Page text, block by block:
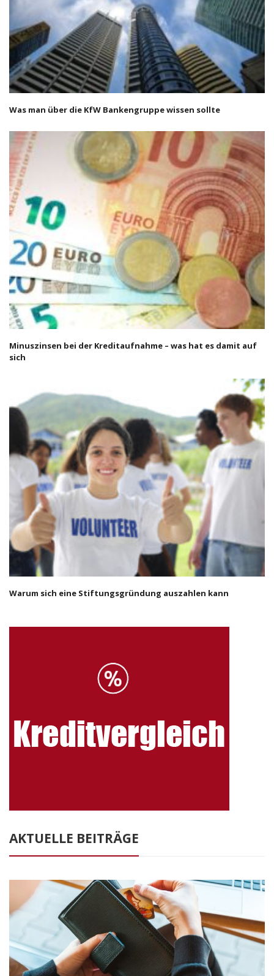
Was man über die KfW Bankengruppe wissen sollte
Minuszinsen bei der Kreditaufnahme – was hat es damit auf
sich
Warum sich eine Stiftungsgründung auszahlen kann
AKTUELLE BEITRÄGE